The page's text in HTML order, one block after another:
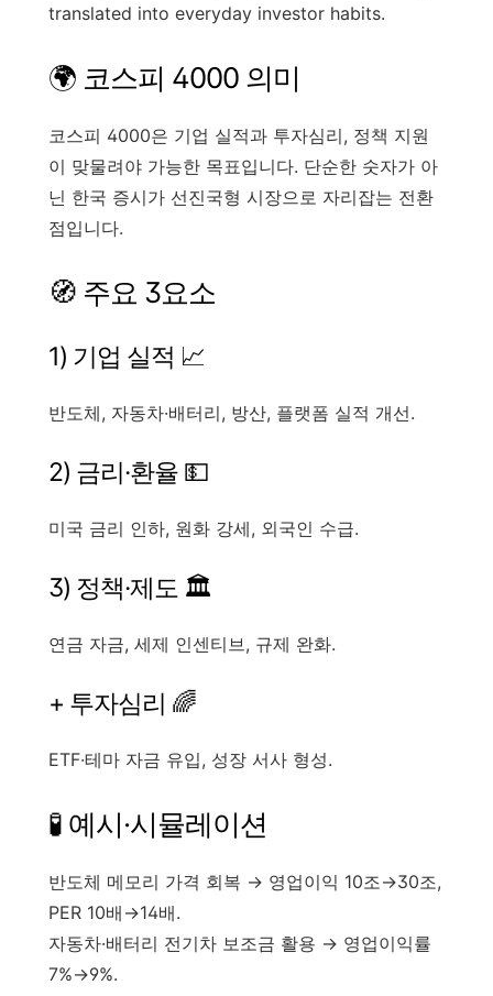
translated into everyday investor habits.
🌍 코스피 4000 의미
코스피 4000은 기업 실적과 투자심리, 정책 지원
이 맞물려야 가능한 목표입니다. 단순한 숫자가 아
닌 한국 증시가 선진국형 시장으로 자리잡는 전환
점입니다.
🧭 주요 3요소
1) 기업 실적 📈
반도체, 자동차·배터리, 방산, 플랫폼 실적 개선.
2) 금리·환율 💵
미국 금리 인하, 원화 강세, 외국인 수급.
3) 정책·제도 🏛
연금 자금, 세제 인센티브, 규제 완화.
+ 투자심리 🌈
ETF·테마 자금 유입, 성장 서사 형성.
🧪 예시·시뮬레이션
반도체 메모리 가격 회복 → 영업이익 10조→30조,
PER 10배→14배.
자동차·배터리 전기차 보조금 활용 → 영업이익률
7%→9%.